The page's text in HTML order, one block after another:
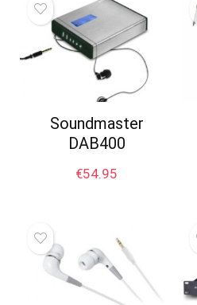
Soundmaster
DAB400
€54.95